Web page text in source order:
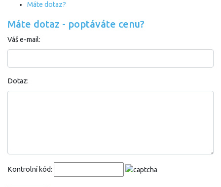
Máte dotaz?
Máte dotaz - poptáváte cenu?
Váš e-mail:
Dotaz:
Kontrolní kód: